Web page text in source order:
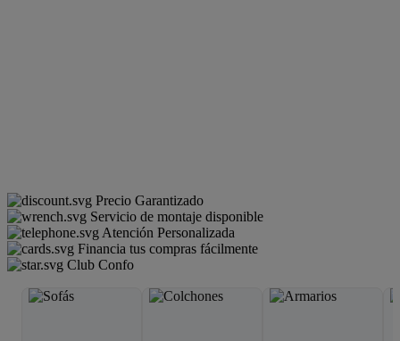
Precio Garantizado
Servicio de montaje disponible
Atención Personalizada
Financia tus compras fácilmente
Club Confo